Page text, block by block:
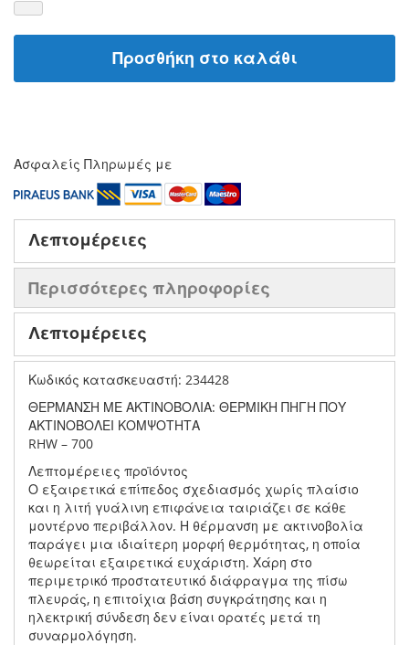
Προσθήκη στο καλάθι
Ασφαλείς Πληρωμές με
Λεπτομέρειες
Περισσότερες πληροφορίες
Λεπτομέρειες
Κωδικός κατασκευαστή: 234428
ΘΕΡΜΑΝΣΗ ΜΕ ΑΚΤΙΝΟΒΟΛΙΑ: ΘΕΡΜΙΚΗ ΠΗΓΗ ΠΟΥ
ΑΚΤΙΝΟΒΟΛΕΙ ΚΟΜΨΟΤΗΤΑ
RHW – 700
Λεπτομέρειες προϊόντος
Ο εξαιρετικά επίπεδος σχεδιασμός χωρίς πλαίσιο
και η λιτή γυάλινη επιφάνεια ταιριάζει σε κάθε
μοντέρνο περιβάλλον. Η θέρμανση με ακτινοβολία
παράγει μια ιδιαίτερη μορφή θερμότητας, η οποία
θεωρείται εξαιρετικά ευχάριστη. Χάρη στο
περιμετρικό προστατευτικό διάφραγμα της πίσω
πλευράς, η επιτοίχια βάση συγκράτησης και η
ηλεκτρική σύνδεση δεν είναι ορατές μετά τη
συναρμολόγηση.